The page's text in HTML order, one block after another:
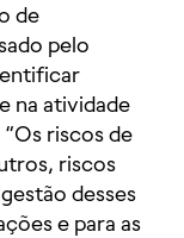
de
pelo
na atividade
riscos de
riscos
desses
e para as